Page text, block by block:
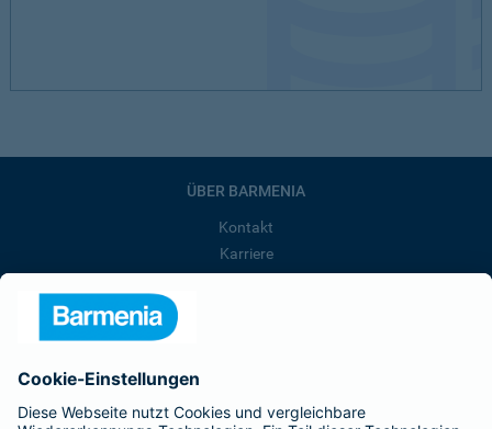
ÜBER BARMENIA
Kontakt
Karriere
Barmenia ist Teil der BarmeniaGothaer